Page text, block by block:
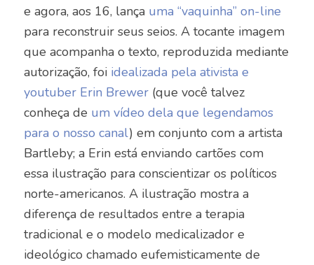
e agora, aos 16, lança uma “vaquinha” on-line
para reconstruir seus seios. A tocante imagem
que acompanha o texto, reproduzida mediante
autorização, foi idealizada pela ativista e
youtuber Erin Brewer(que você talvez
conheça de um vídeo dela que legendamos
para o nosso canal) em conjunto com a artista
Bartleby; a Erin está enviando cartões com
essa ilustração para conscientizar os políticos
norte-americanos. A ilustração mostra a
diferença de resultados entre a terapia
tradicional e o modelo medicalizador e
ideológico chamado eufemisticamente de